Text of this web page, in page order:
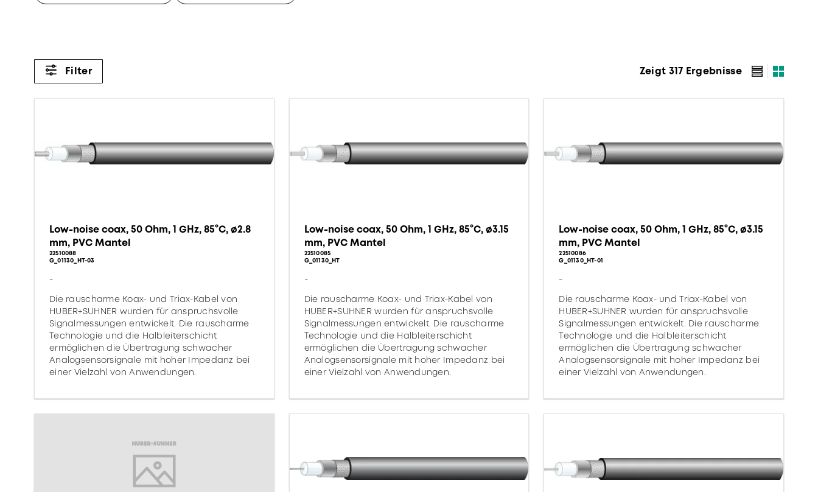
Filter Zeigt 317 Ergebnisse
Low-noise coax, 50 Ohm, 1 GHz, 85°C, ø2.8
mm, PVC Mantel
22510088
G_01130_HT-03
-
Die rauscharme Koax- und Triax-Kabel von
HUBER+SUHNER wurden für anspruchsvolle
Signalmessungen entwickelt. Die rauscharme
Technologie und die Halbleiterschicht
ermöglichen die Übertragung schwacher
Analogsensorsignale mit hoher Impedanz bei
einer Vielzahl von Anwendungen.
Low-noise coax, 50 Ohm, 1 GHz, 85°C, ø3.15
mm, PVC Mantel
22510085
G_01130_HT
-
Die rauscharme Koax- und Triax-Kabel von
HUBER+SUHNER wurden für anspruchsvolle
Signalmessungen entwickelt. Die rauscharme
Technologie und die Halbleiterschicht
ermöglichen die Übertragung schwacher
Analogsensorsignale mit hoher Impedanz bei
einer Vielzahl von Anwendungen.
Low-noise coax, 50 Ohm, 1 GHz, 85°C, ø3.15
mm, PVC Mantel
22510086
G_01130_HT-01
-
Die rauscharme Koax- und Triax-Kabel von
HUBER+SUHNER wurden für anspruchsvolle
Signalmessungen entwickelt. Die rauscharme
Technologie und die Halbleiterschicht
ermöglichen die Übertragung schwacher
Analogsensorsignale mit hoher Impedanz bei
einer Vielzahl von Anwendungen.